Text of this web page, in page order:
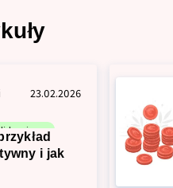
23.02.2026
i jak